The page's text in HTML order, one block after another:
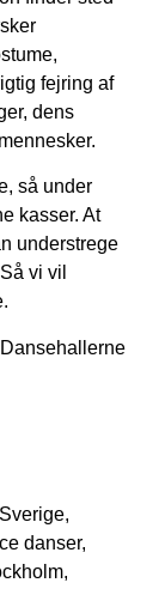
fejring af
dens
så under
kasser. At
understrege
vi vil
danser,